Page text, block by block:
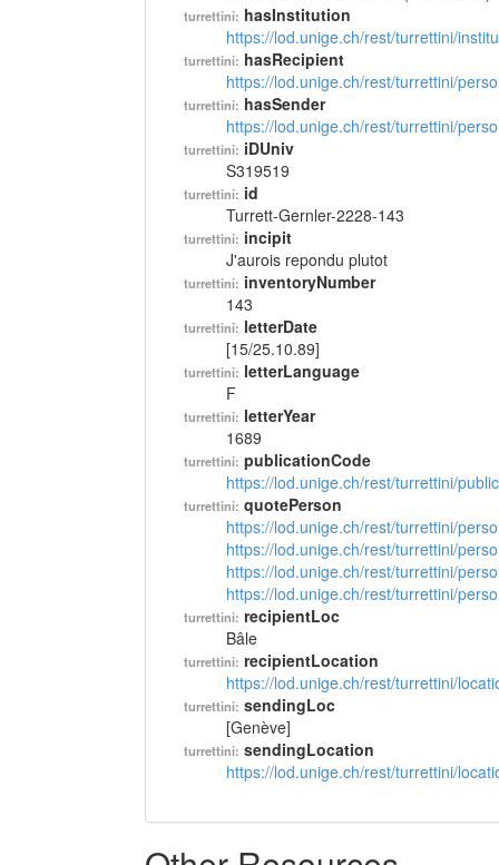
turrettini: hasInstitution
https://lod.unige.ch/rest/turrettini/
turrettini: hasRecipient
https://lod.unige.ch/rest/turrettini/
turrettini: hasSender
https://lod.unige.ch/rest/turrettini/
turrettini: iDUniv
S319519
turrettini: id
Turrett-Gernler-2228-143
turrettini: incipit
J'aurois repondu plutot
turrettini: inventoryNumber
143
turrettini: letterDate
[15/25.10.89]
turrettini: letterLanguage
F
turrettini: letterYear
1689
turrettini: publicationCode
https://lod.unige.ch/rest/turrettini/
turrettini: quotePerson
https://lod.unige.ch/rest/turrettini/
https://lod.unige.ch/rest/turrettini/
https://lod.unige.ch/rest/turrettini/
https://lod.unige.ch/rest/turrettini/
turrettini: recipientLoc
Bâle
turrettini: recipientLocation
https://lod.unige.ch/rest/turrettini/
turrettini: sendingLoc
[Genève]
turrettini: sendingLocation
https://lod.unige.ch/rest/turrettini/